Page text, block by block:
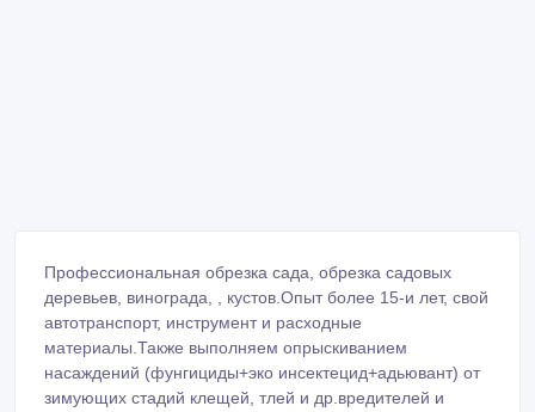
Профессиональная обрезка сада, обрезка садовых
деревьев, винограда, , кустов.Опыт более 15-и лет, свой
автотранспорт, инструмент и расходные
материалы.Также выполняем опрыскиванием
насаждений (фунгициды+эко инсектецид+адьювант) от
зимующих стадий клещей, тлей и др.вредителей и